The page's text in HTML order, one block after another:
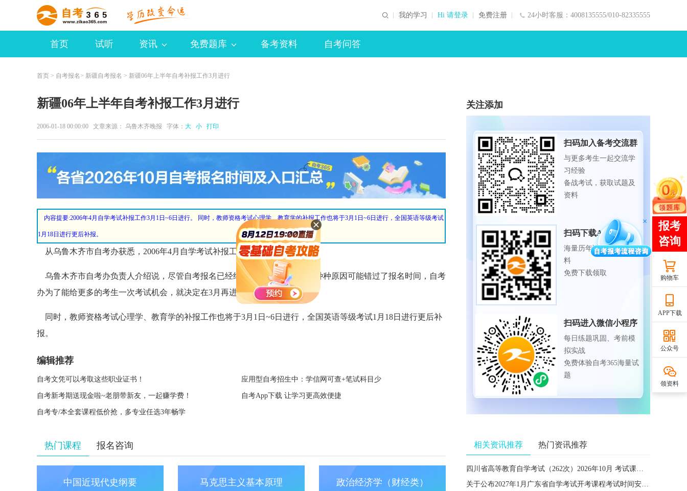
24小时客服：4008135555/010-82335555
我的学习 Hi 请登录 免费注册
首页 试听 资讯 免费题库 备考资料 自考问答
首页 > 自考报名 > 新疆自考报名 > 新疆06年上半年自考补报工作3月进行
新疆06年上半年自考补报工作3月进行
2006-01-18 00:00:00 文章来源： 乌鲁木齐晚报 字体： 大 小 打印
内容提要:2006年4月自学考试补报工作3月1日~6日进行。 同时，教师资格考试心理学、教育学的补报工作也将于3月1日~6日进行，全国英语等级考试
1月18日进行更后补报。
从乌鲁木齐市自考办获悉，2006年4月自学考试补报工作3月1日~6日进行。
乌鲁木齐市自考办负责人介绍说，尽管自考报名已经结束，但一些考生因为种种原因可能错过了报名时间，自考
办为了能给更多的考生一次考试机会，就决定在3月再进行一次补报。
同时，教师资格考试心理学、教育学的补报工作也将于3月1日~6日进行，全国英语等级考试1月18日进行更后补
报。
编辑推荐
自考文凭可以考取这些职业证书！ 应用型自考招生中：学信网可查+笔试科目少
自考新考期送现金啦~老朋带新友，一起赚学费！ 自考App下载 让学习更高效便捷
自考专/本全套课程低价抢，多专业任选3年畅学
热门课程 报名咨询
中国近现代史纲要 马克思主义基本原理 政治经济学（财经类）
关注添加
扫码加入备考交流群
与更多考生一起交流学
习经验
备战考试，获取试题及
资料
扫码下载APP
海量历年试题、备考资
料
免费下载领取
扫码进入微信小程序
每日练题巩固、考前模
拟实战
免费体验自考365海量试
题
相关资讯推荐 热门资讯推荐
四川省高等教育自学考试（262次）2026年10月 考试课程简表
关于公布2027年1月广东省自学考试开考课程考试时间安排和使用教材的通知
购物车
APP下载
公众号
领资料